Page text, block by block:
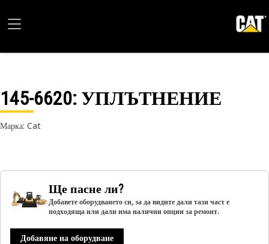
145-6620: УПЛЪТНЕНИЕ
Марка: Cat
Ще пасне ли?
Добавете оборудването си, за да видите дали тази част е
подходяща или дали има налични опции за ремонт.
Добавяне на оборудване